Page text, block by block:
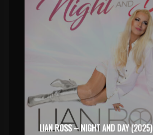
LIAN ROSS – NIGHT AND DAY (2025)